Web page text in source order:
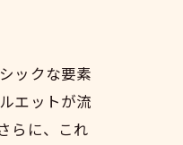
ックな要素
エットが流
らに、これ